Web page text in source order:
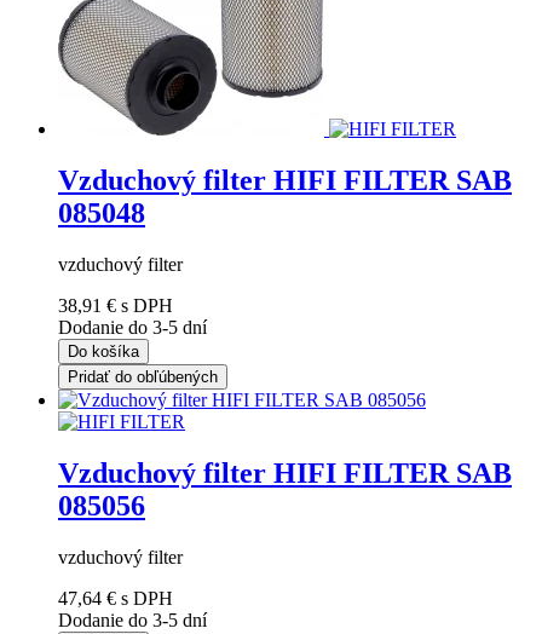
Vzduchový filter HIFI FILTER SAB
085048
vzduchový filter
38,91 € s DPH
Dodanie do 3-5 dní
Do košíka
Pridať do obľúbených
Vzduchový filter HIFI FILTER SAB
085056
vzduchový filter
47,64 € s DPH
Dodanie do 3-5 dní